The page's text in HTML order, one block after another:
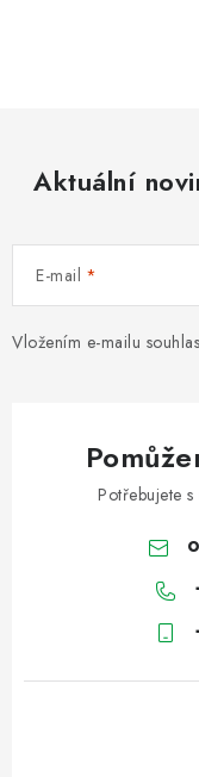
Aktuální
E-mail
Vložením e-mailu
Potřebujete